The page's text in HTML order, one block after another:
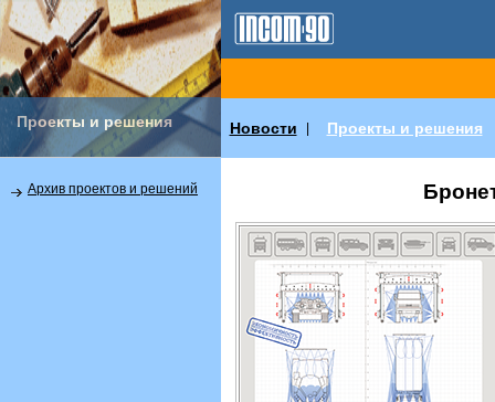
Проекты и решения Новости Проекты и решения
Архив проектов и решений